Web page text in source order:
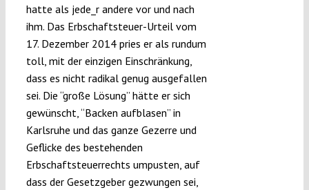
hatte als jede_r andere vor und nach
ihm. Das Erbschaftsteuer-Urteil vom
17. Dezember 2014 pries er als rundum
toll, mit der einzigen Einschränkung,
dass es nicht radikal genug ausgefallen
sei. Die “große Lösung” hätte er sich
gewünscht, “Backen aufblasen” in
Karlsruhe und das ganze Gezerre und
Geflicke des bestehenden
Erbschaftsteuerrechts umpusten, auf
dass der Gesetzgeber gezwungen sei,